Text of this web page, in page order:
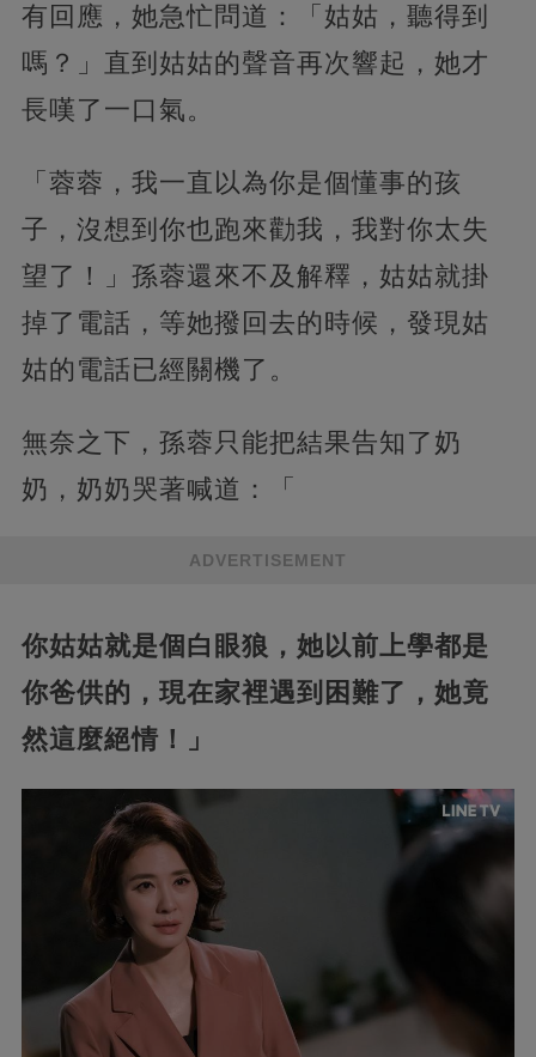
有回應，她急忙問道：「姑姑，聽得到
嗎？」直到姑姑的聲音再次響起，她才
長嘆了一口氣。
「蓉蓉，我一直以為你是個懂事的孩
子，沒想到你也跑來勸我，我對你太失
望了！」孫蓉還來不及解釋，姑姑就掛
掉了電話，等她撥回去的時候，發現姑
姑的電話已經關機了。
無奈之下，孫蓉只能把結果告知了奶
奶，奶奶哭著喊道：「
ADVERTISEMENT
你姑姑就是個白眼狼，她以前上學都是
你爸供的，現在家裡遇到困難了，她竟
然這麼絕情！」